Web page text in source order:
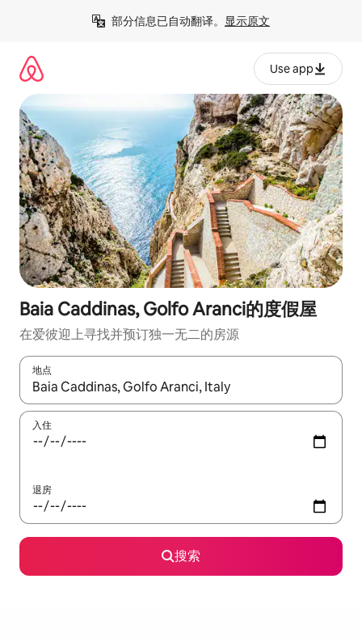
部分信息已自动翻译。 显示原文
Use app
Baia Caddinas, Golfo Aranci的度假屋
在爱彼迎上寻找并预订独一无二的房源
地点
如有搜索结果，请使用上下方向键查看，或通过点击或滑动手势
入住
退房
搜索